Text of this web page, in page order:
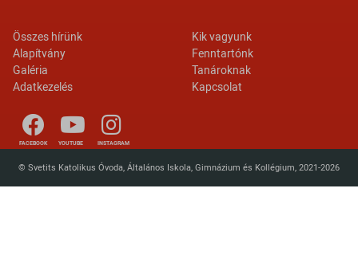
Lábléc 2
Összes hírünk
Alapítvány
Galéria
Adatkezelés
Footer menu
Kik vagyunk
Fenntartónk
Tanároknak
Kapcsolat
FACEBOOK YOUTUBE INSTAGRAM
© Svetits Katolikus Óvoda, Általános Iskola, Gimnázium és Kollégium, 2021-2026